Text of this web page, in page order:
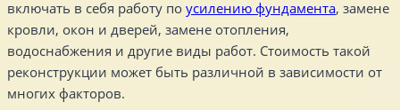
включать в себя работу по усилению фундамента, замене
кровли, окон и дверей, замене отопления,
водоснабжения и другие виды работ. Стоимость такой
реконструкции может быть различной в зависимости от
многих факторов.